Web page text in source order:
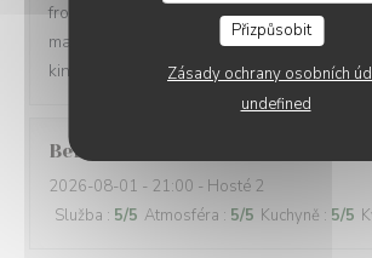
Přizpůsobit
Zásady ochrany osobních
undefined
fromages, sorbet, and a light a creamy
many people have a chance to try their
kindness. Gracias de parte de los
Berta
2026-08-01 - 21:00 - Hosté 2
Služba : 5/5 Atmosféra : 5/5 Kuchyně : 5/5